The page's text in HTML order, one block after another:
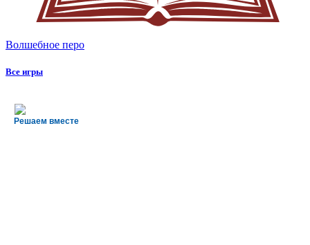
Волшебное перо
Все игры
Решаем вместе